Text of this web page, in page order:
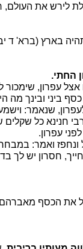
את העולם,
בארץ (ברא' ד
החתי.
עפרון, שימכור
ביני ובינך מה
שנאמר:
חנינא כל שקלים
עפרון.
ונחפז ואמר:
חסרון יש לך
את הכסף